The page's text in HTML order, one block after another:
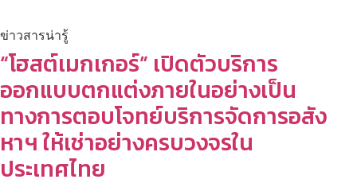
ข่าวสารน่ารู้
“โฮสต์เมกเกอร์” เปิดตัวบริการ
ออกแบบตกแต่งภายในอย่างเป็น
ทางการตอบโจทย์บริการจัดการอสัง
หาฯ ให้เช่าอย่างครบวงจรใน
ประเทศไทย